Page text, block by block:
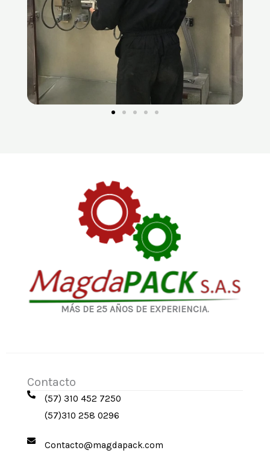
MÁS DE 25 AÑOS DE EXPERIENCIA.
Contacto
(57) 310 452 7250
(57)310 258 0296
Contacto@magdapack.com